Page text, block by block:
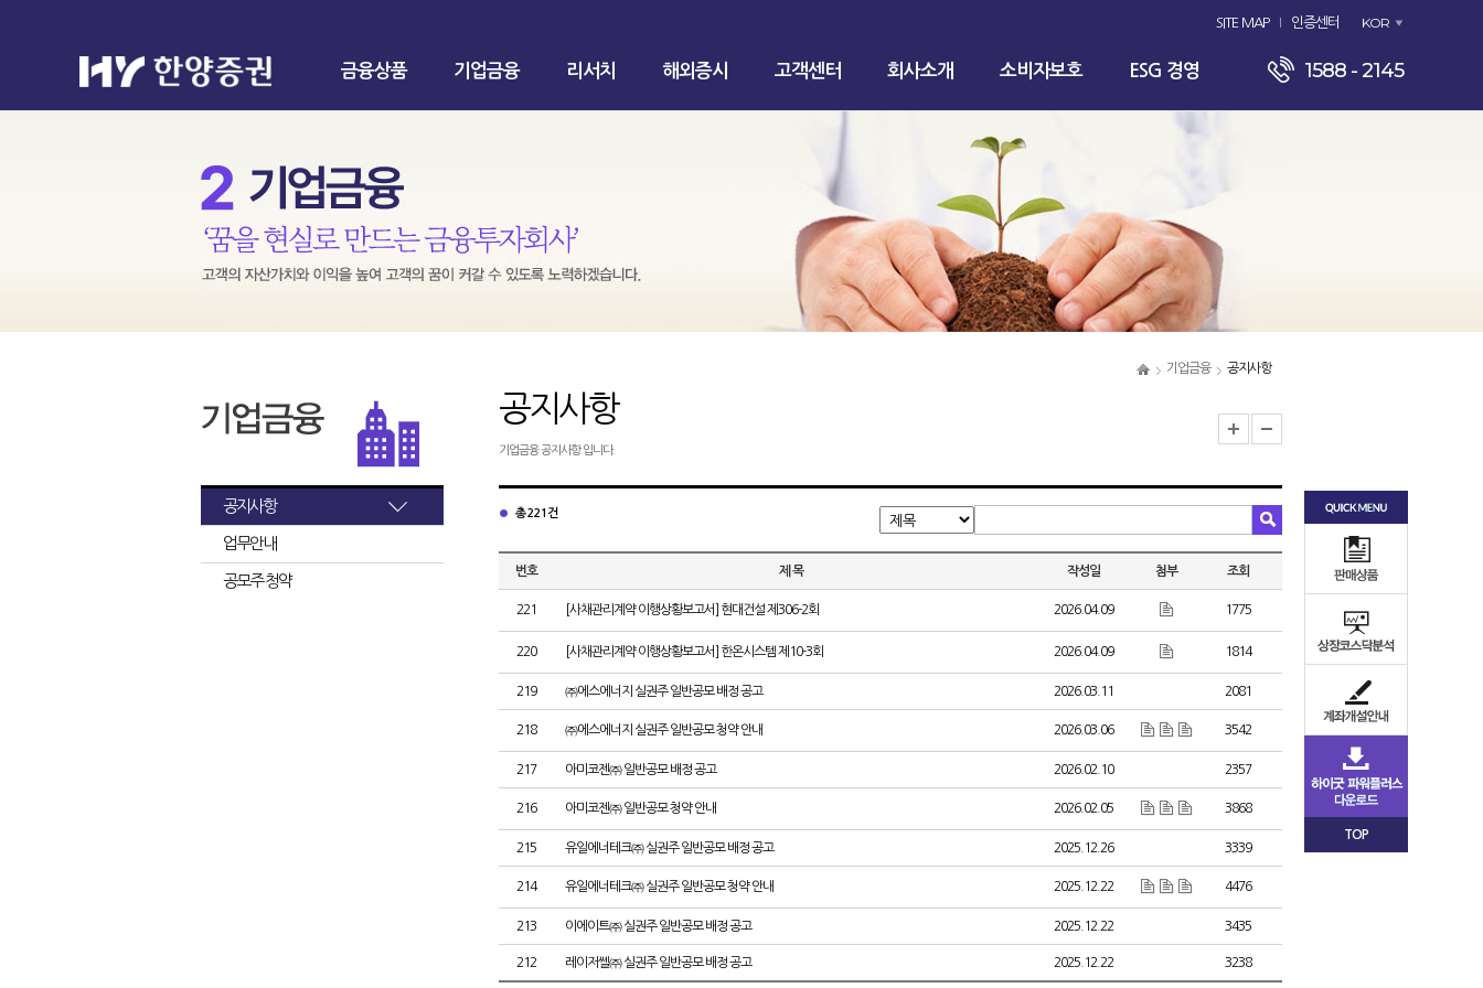
SITE MAP 인증센터 KOR
금융상품 기업금융 리서치 해외증시 고객센터 회사소개 소비자보호 ESG 경영 1588 - 2145
기업금융 공지사항
공지사항
업무안내
공모주 청약
공지사항
기업금융 공지사항 입니다.
총 221건
번호 제 목 작성일 첨부 조회
221 [사채관리계약 이행상황보고서] 현대건설 제306-2회 2026.04.09 1775
220 [사채관리계약 이행상황보고서] 한온시스템 제10-3회 2026.04.09 1814
219 ㈜에스에너지 실권주 일반공모 배정 공고 2026.03.11 2081
218 ㈜에스에너지 실권주 일반공모 청약 안내 2026.03.06 3542
217 아미코젠㈜ 일반공모 배정 공고 2026.02.10 2357
216 아미코젠㈜ 일반공모 청약 안내 2026.02.05 3868
215 유일에너테크㈜ 실권주 일반공모 배정 공고 2025.12.26 3339
214 유일에너테크㈜ 실권주 일반공모 청약 안내 2025.12.22 4476
213 이에이트㈜ 실권주 일반공모 배정 공고 2025.12.22 3435
212 레이저쎌㈜ 실권주 일반공모 배정 공고 2025.12.22 3238
TOP